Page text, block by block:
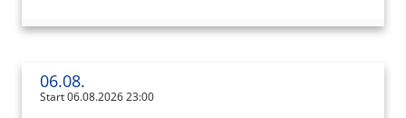
06.08.
Start 06.08.2026 23:00